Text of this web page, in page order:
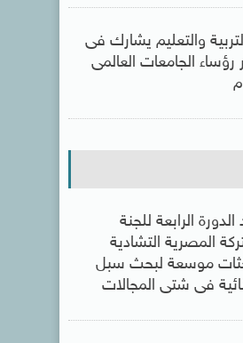
والتعليم يشارك فى
رؤساء الجامعات العالمى
الدورة الرابعة للجنة
المصرية التشادية
موسعة لبحث سبل
فى شتى المجالات